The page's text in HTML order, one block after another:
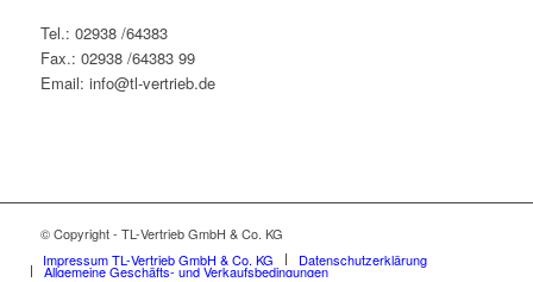
Tel.: 02938 /64383
Fax.: 02938 /64383 99
Email: info@tl-vertrieb.de
© Copyright - TL-Vertrieb GmbH & Co. KG
Impressum TL-Vertrieb GmbH & Co. KG
Datenschutzerklärung
Allgemeine Geschäfts- und Verkaufsbedingungen